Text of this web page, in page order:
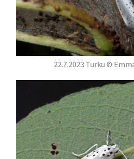
22.7.2023 Turku ©